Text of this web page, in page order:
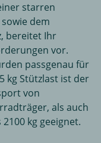
starren
dem
bereitet Ihr
vor.
passgenau für
kg Stützlast ist der
von
als auch
kg geeignet.